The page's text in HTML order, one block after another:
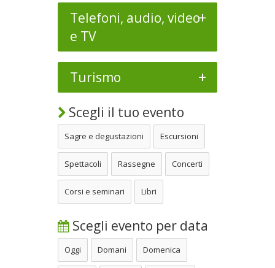
Telefoni, audio, video
e TV
+
Turismo +
Scegli il tuo evento
Sagre e degustazioni Escursioni
Spettacoli Rassegne Concerti
Corsi e seminari Libri
Scegli evento per data
Oggi Domani Domenica